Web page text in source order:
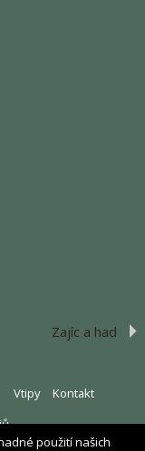
Zajíc a had
Vtipy
Kontakt
použití našich